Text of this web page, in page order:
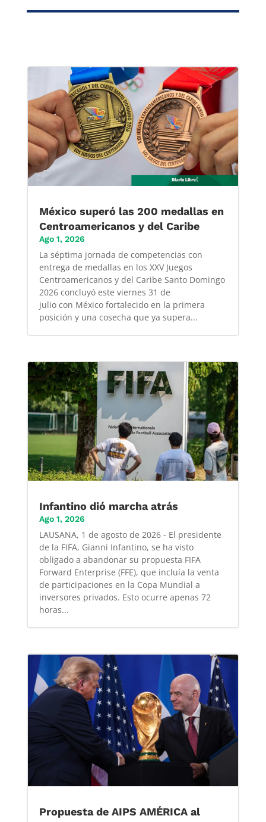
México superó las 200 medallas en
Centroamericanos y del Caribe
Ago 1, 2026
La séptima jornada de competencias con
entrega de medallas en los XXV Juegos
Centroamericanos y del Caribe Santo Domingo
2026 concluyó este viernes 31 de
julio con México fortalecido en la primera
posición y una cosecha que ya supera...
Infantino dió marcha atrás
Ago 1, 2026
LAUSANA, 1 de agosto de 2026 - El presidente
de la FIFA, Gianni Infantino, se ha visto
obligado a abandonar su propuesta FIFA
Forward Enterprise (FFE), que incluía la venta
de participaciones en la Copa Mundial a
inversores privados. Esto ocurre apenas 72
horas...
Propuesta de AIPS AMÉRICA al